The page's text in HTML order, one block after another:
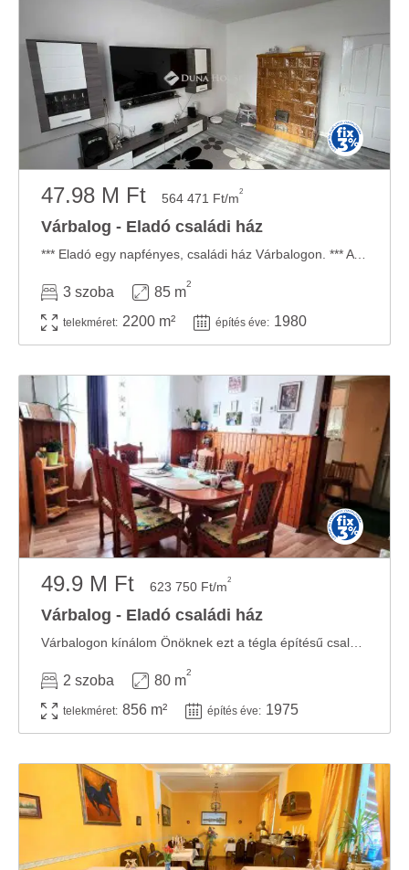
47.98 M Ft 564 471 Ft/m2
Várbalog - Eladó családi ház
*** Eladó egy napfényes, családi ház Várbalogon. *** A kínált ingatlan jellemzői: ...
3 szoba 85 m
2
telekméret: 2200 m² építés éve: 1980
49.9 M Ft 623 750 Ft/m2
Várbalog - Eladó családi ház
2 szoba 80 m
2
telekméret: 856 m² építés éve: 1975